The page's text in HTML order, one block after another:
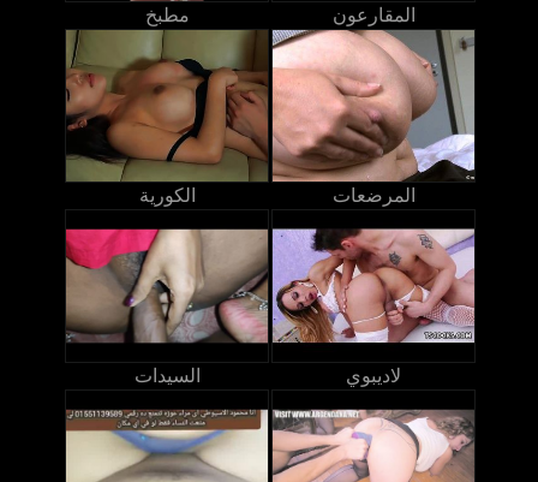
مطبخ المقارعون
الكورية المرضعات
السيدات لاديبوي